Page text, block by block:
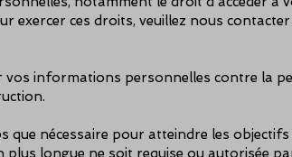
exercer ces droits, veuillez nous
informations personnelles contre la
nécessaire pour atteindre les objectifs
longue ne soit requise ou autorisée